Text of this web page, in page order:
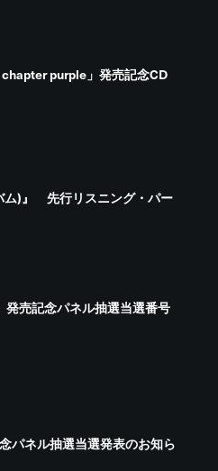
purple」発売記念CD
ム)』 先行リスニング・パー
発売記念パネル抽選当選番号
パネル抽選当選発表のお知ら